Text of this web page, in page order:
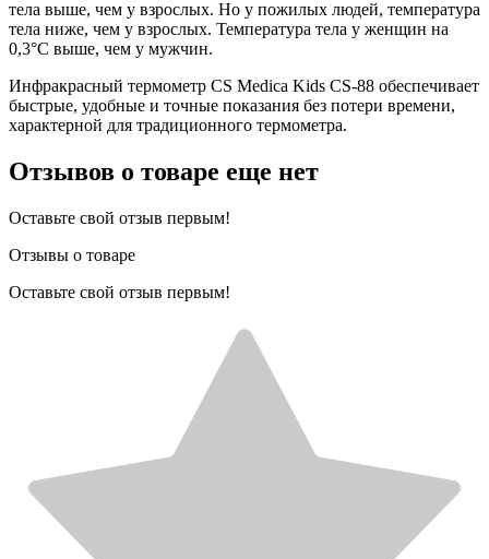
тела выше, чем у взрослых. Но у пожилых людей, температура
тела ниже, чем у взрослых. Температура тела у женщин на
0,3°С выше, чем у мужчин.
Инфракрасный термометр CS Medica Kids CS-88 обеспечивает
быстрые, удобные и точные показания без потери времени,
характерной для традиционного термометра.
Отзывов о товаре еще нет
Оставьте свой отзыв первым!
Отзывы о товаре
Оставьте свой отзыв первым!